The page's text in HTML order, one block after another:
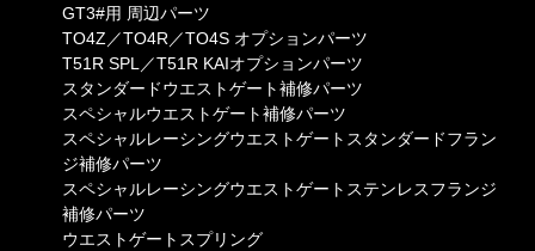
GT3#用 周辺パーツ
TO4Z／TO4R／TO4S オプションパーツ
T51R SPL／T51R KAIオプションパーツ
スタンダードウエストゲート補修パーツ
スペシャルウエストゲート補修パーツ
スペシャルレーシングウエストゲートスタンダードフラン
ジ補修パーツ
スペシャルレーシングウエストゲートステンレスフランジ
補修パーツ
ウエストゲートスプリング